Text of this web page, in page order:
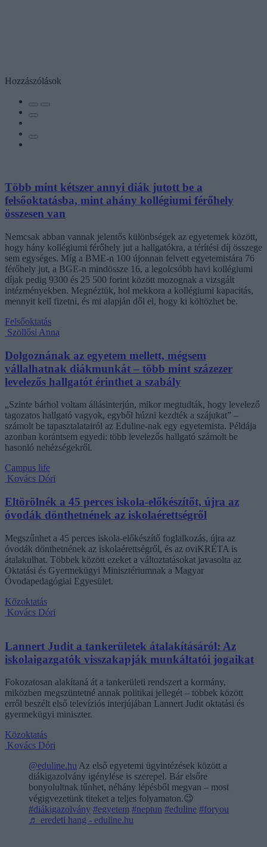
Hozzászólások
Több mint kétszer annyi diák jutott be a
felsőoktatásba, mint ahány kollégiumi férőhely
összesen van
Nemcsak abban vannak jelentős különbségek az egyetemek között,
hogy hány kollégiumi férőhely jut a hallgatókra, a térítési díj összege
sem egységes. Míg a BME-n 100 újonnan felvett egyetemistára 76
férőhely jut, a BGE-n mindössze 16, a legolcsóbb havi kollégiumi
díjak pedig 9300 és 25 500 forint között mozognak a vizsgált
intézményekben. Megnéztük, hol mekkora a kollégiumi kapacitás,
mennyit kell fizetni, és mi alapján dől el, hogy ki költözhet be.
Felsőoktatás
Szöllősi Anna
Dolgoznának az egyetem mellett, mégsem
vállalhatnak diákmunkát – több mint százezer
levelezős hallgatót érinthet a szabály
„Szinte bárhol voltam állásinterjún, mikor megtudták, hogy levelező
tagozatos hallgató vagyok, egyből húzni kezdték a szájukat” –
számolt be tapasztalatairól az Eduline-nak egy egyetemista. Példája
azonban korántsem egyedi: több levelezős hallgató számolt be
hasonló nehézségekről.
Campus life
Kovács Dóri
Eltörölnék a 45 perces iskola-előkészítőt, újra az
óvodák dönthetnének az iskolaérettségről
Megszűnhet a 45 perces iskola-előkészítő foglalkozás, újra az
óvodák dönthetnének az iskolaérettségről, és az oviKRÉTA is
átalakulhat. Többek között ezeket a változtatásokat javasolta az
Oktatási és Gyermekügyi Minisztériumnak a Magyar
Óvodapedagógiai Egyesület.
Közoktatás
Kovács Dóri
Lannert Judit a tankerületek átalakításáról: Az
iskolaigazgatók visszakapják munkáltatói jogaikat
Fokozatosan alakítaná át a tankerületi rendszert a kormány,
miközben megszüntetné annak politikai jellegét – többek között
erről beszélt első televíziós interjújában Lannert Judit oktatási és
gyermekügyi miniszter.
Közoktatás
Kovács Dóri
@eduline.hu Az első egyetemi ügyintézések között a
diákigazolvány igénylése is szerepel. Bár elsőre
bonyolultnak tűnhet, néhány lépésből megvan – most
végigvezetünk titeket a teljes folyamaton.😉
#diákigazolvány #egyetem #neptun #eduline #foryou
♬ eredeti hang - eduline.hu